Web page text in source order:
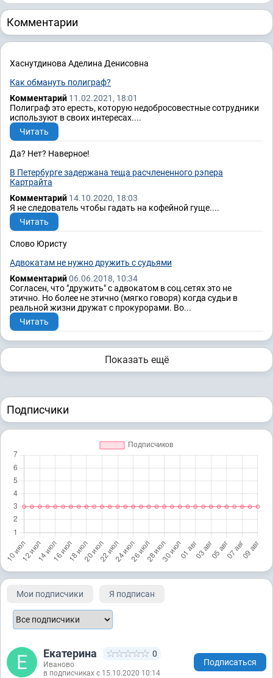
Комментарии
Хаснутдинова Аделина Денисовна
Как обмануть полиграф?
Комментарий 11.02.2021, 18:01
Полиграф это ересть, которую недобросовестные сотрудники
используют в своих интересах....
Читать
Да? Нет? Наверное!
В Петербурге задержана теща расчлененного рэпера
Картрайта
Комментарий 14.10.2020, 18:03
Я не следователь чтобы гадать на кофейной гуще....
Читать
Слово Юристу
Адвокатам не нужно дружить с судьями
Комментарий06.06.2018, 10:34
Согласен, что "дружить" с адвокатом в соц.сетях это не
этично. Но более не этично (мягко говоря) когда судьи в
реальной жизни дружат с прокурорами. Во...
Читать
Показать ещё
Подписчики
Мои подписчики Я подписан
Екатерина 0
Иваново
в подписчиках с 15.10.2020 10:14
Подписаться